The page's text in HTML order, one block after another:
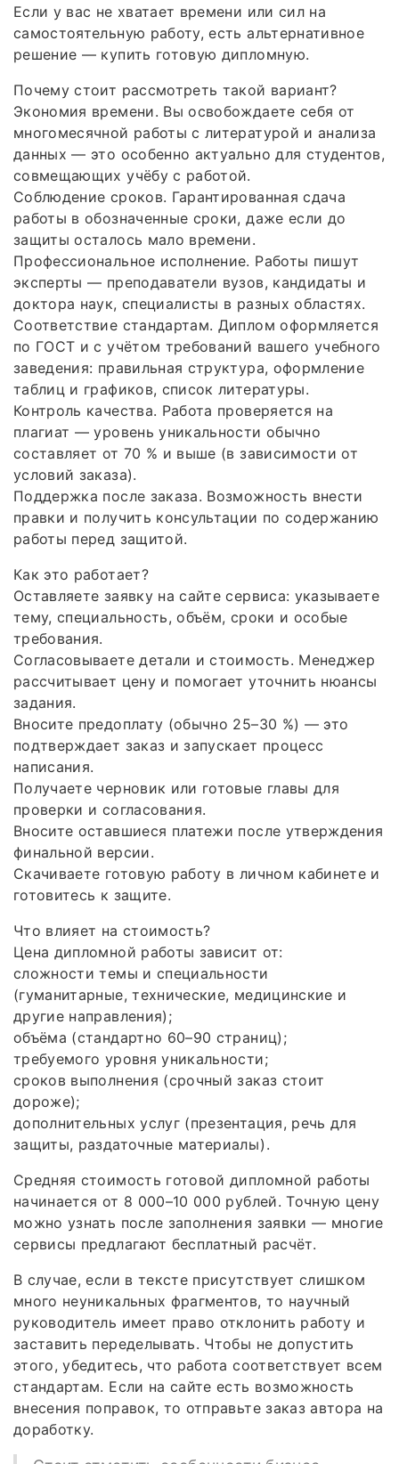
Если у вас не хватает времени или сил на
самостоятельную работу, есть альтернативное
решение — купить готовую дипломную.
Почему стоит рассмотреть такой вариант?
Экономия времени. Вы освобождаете себя от
многомесячной работы с литературой и анализа
данных — это особенно актуально для студентов,
совмещающих учёбу с работой.
Соблюдение сроков. Гарантированная сдача
работы в обозначенные сроки, даже если до
защиты осталось мало времени.
Профессиональное исполнение. Работы пишут
эксперты — преподаватели вузов, кандидаты и
доктора наук, специалисты в разных областях.
Соответствие стандартам. Диплом оформляется
по ГОСТ и с учётом требований вашего учебного
заведения: правильная структура, оформление
таблиц и графиков, список литературы.
Контроль качества. Работа проверяется на
плагиат — уровень уникальности обычно
составляет от 70 % и выше (в зависимости от
условий заказа).
Поддержка после заказа. Возможность внести
правки и получить консультации по содержанию
работы перед защитой.
Как это работает?
Оставляете заявку на сайте сервиса: указываете
тему, специальность, объём, сроки и особые
требования.
Согласовываете детали и стоимость. Менеджер
рассчитывает цену и помогает уточнить нюансы
задания.
Вносите предоплату (обычно 25–30 %) — это
подтверждает заказ и запускает процесс
написания.
Получаете черновик или готовые главы для
проверки и согласования.
Вносите оставшиеся платежи после утверждения
финальной версии.
Скачиваете готовую работу в личном кабинете и
готовитесь к защите.
Что влияет на стоимость?
Цена дипломной работы зависит от:
сложности темы и специальности
(гуманитарные, технические, медицинские и
другие направления);
объёма (стандартно 60–90 страниц);
требуемого уровня уникальности;
сроков выполнения (срочный заказ стоит
дороже);
дополнительных услуг (презентация, речь для
защиты, раздаточные материалы).
Средняя стоимость готовой дипломной работы
начинается от 8 000–10 000 рублей. Точную цену
можно узнать после заполнения заявки — многие
сервисы предлагают бесплатный расчёт.
В случае, если в тексте присутствует слишком
много неуникальных фрагментов, то научный
руководитель имеет право отклонить работу и
заставить переделывать. Чтобы не допустить
этого, убедитесь, что работа соответствует всем
стандартам. Если на сайте есть возможность
внесения поправок, то отправьте заказ автора на
доработку.